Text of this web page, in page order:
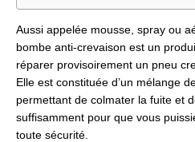
Aussi appelée mousse, spray ou
bombe anti-crevaison est un
réparer provisoirement un pneu
Elle est constituée d’un mélange
permettant de colmater la fuite et
suffisamment pour que vous
toute sécurité.